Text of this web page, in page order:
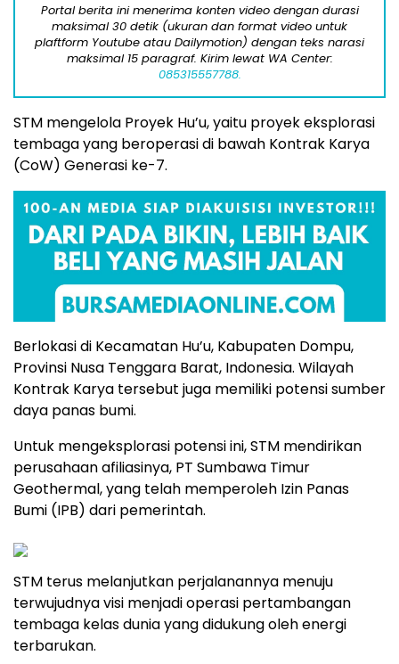
Portal berita ini menerima konten video dengan durasi
maksimal 30 detik (ukuran dan format video untuk
plaftform Youtube atau Dailymotion) dengan teks narasi
maksimal 15 paragraf. Kirim lewat WA Center:
085315557788.
STM mengelola Proyek Hu’u, yaitu proyek eksplorasi
tembaga yang beroperasi di bawah Kontrak Karya
(CoW) Generasi ke-7.
Berlokasi di Kecamatan Hu’u, Kabupaten Dompu,
Provinsi Nusa Tenggara Barat, Indonesia. Wilayah
Kontrak Karya tersebut juga memiliki potensi sumber
daya panas bumi.
Untuk mengeksplorasi potensi ini, STM mendirikan
perusahaan afiliasinya, PT Sumbawa Timur
Geothermal, yang telah memperoleh Izin Panas
Bumi (IPB) dari pemerintah.
STM terus melanjutkan perjalanannya menuju
terwujudnya visi menjadi operasi pertambangan
tembaga kelas dunia yang didukung oleh energi
terbarukan.